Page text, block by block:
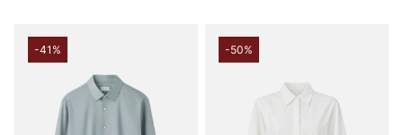
-41% -50%